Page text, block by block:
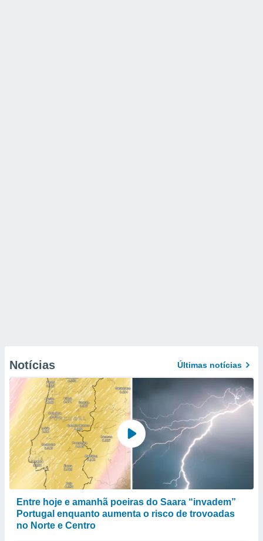
Notícias Últimas notícias
Entre hoje e amanhã poeiras do Saara “invadem”
Portugal enquanto aumenta o risco de trovoadas
no Norte e Centro